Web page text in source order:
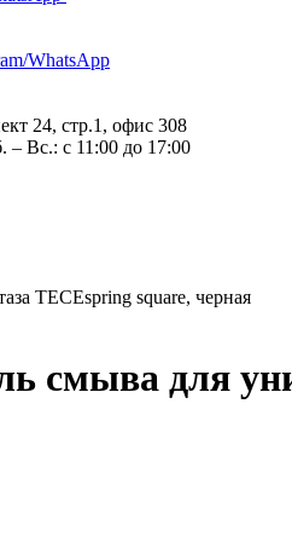
WhatsApp
24, стр.1, офис 308
Вс.: с 11:00 до 17:00
TECEspring square, черная
смыва для